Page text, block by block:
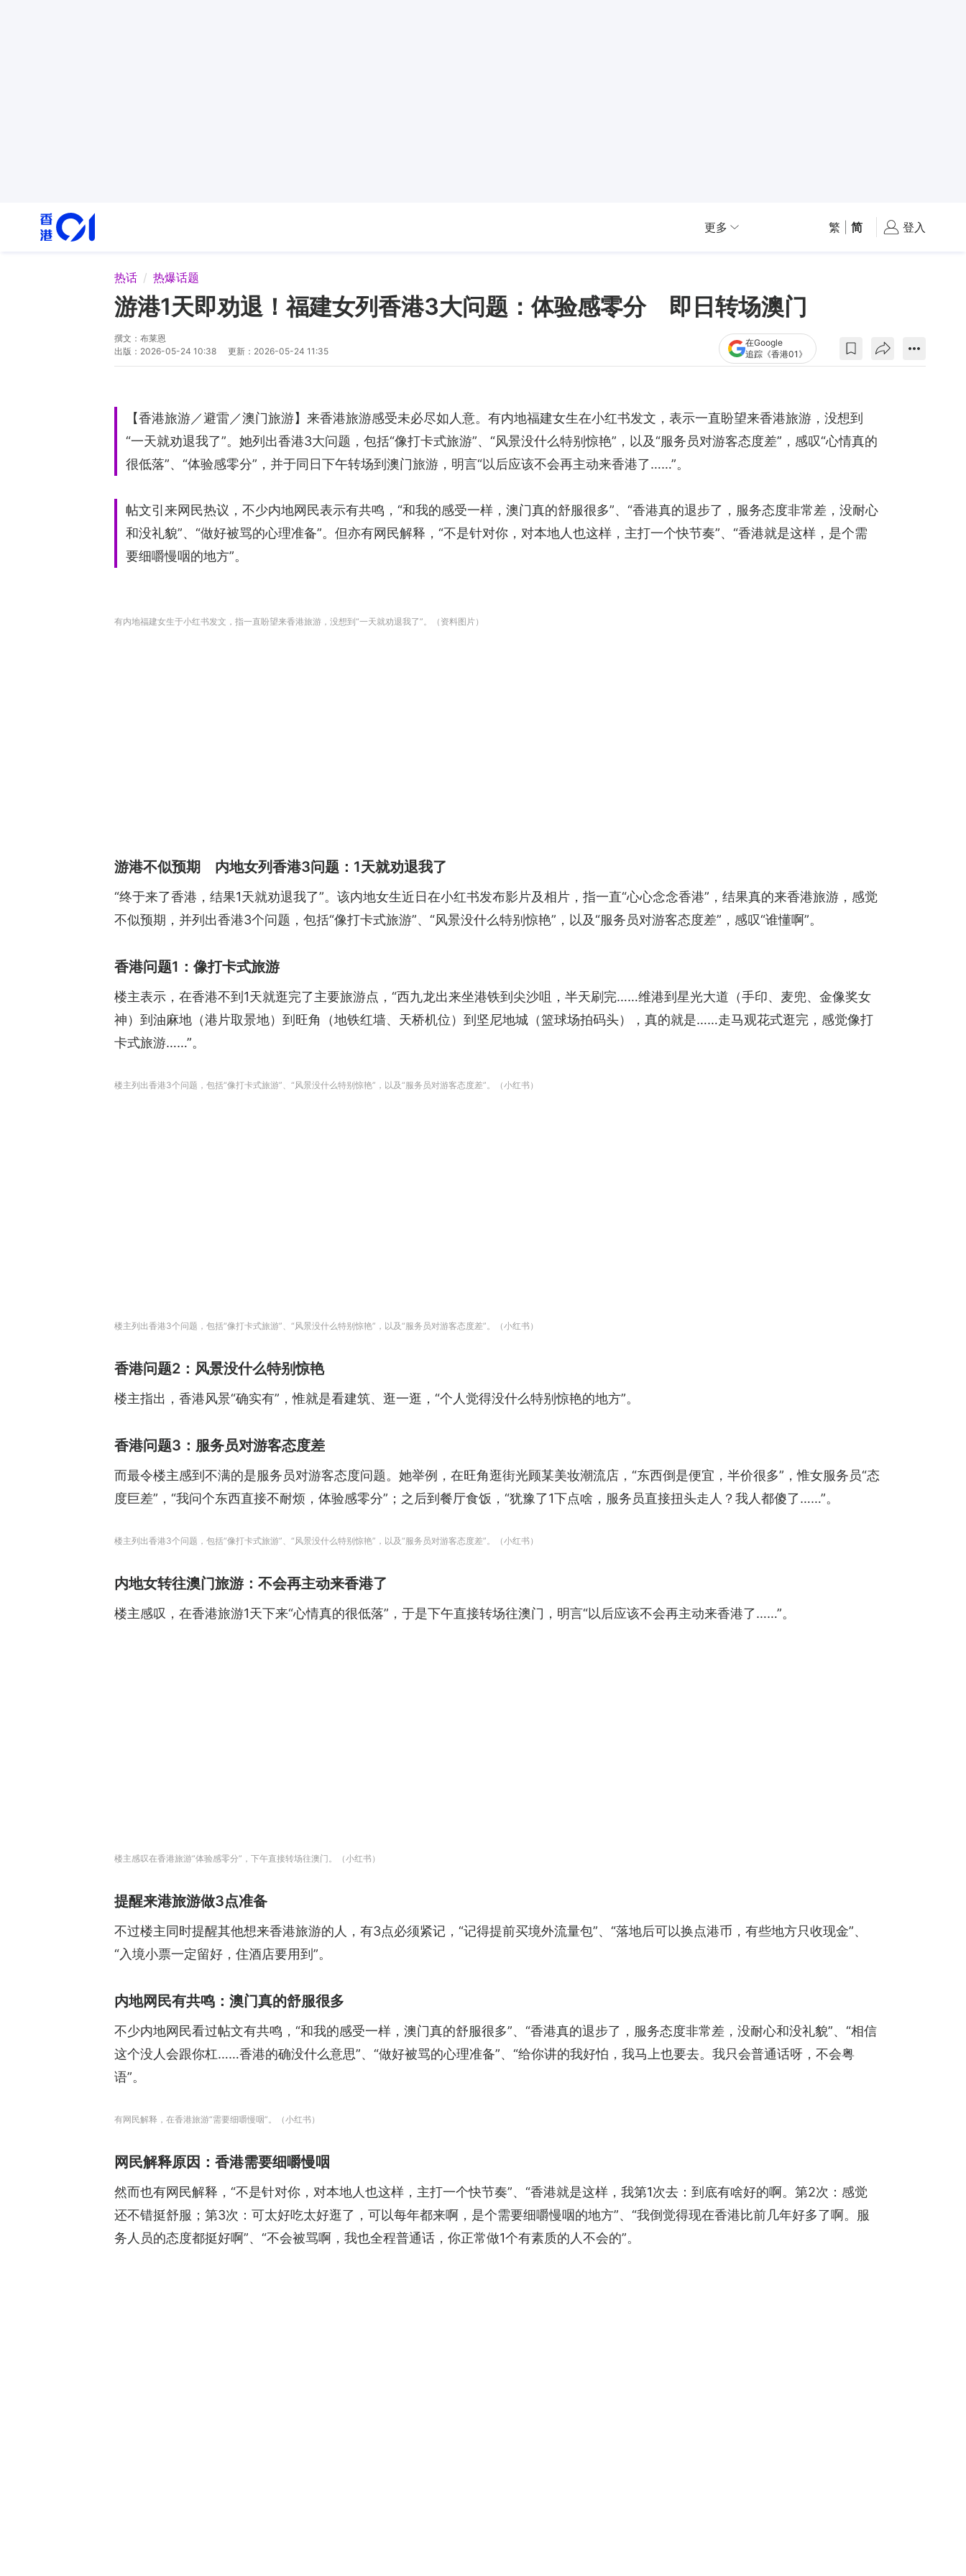
更多 繁 简 登入
热话 热爆话题
游港1天即劝退！福建女列香港3大问题：体验感零分 即日转场澳门
撰文： 布莱恩
出版： 2026-05-24 10:38 更新： 2026-05-24 11:35
在Google
追踪《香港01》
【香港旅游／避雷／澳门旅游】来香港旅游感受未必尽如人意。有内地福建女生在小红书发文，表示一直盼望来香港旅游，没想到
“一天就劝退我了”。她列出香港3大问题，包括“像打卡式旅游”、“风景没什么特别惊艳”，以及“服务员对游客态度差”，感叹“心情真的
很低落”、“体验感零分”，并于同日下午转场到澳门旅游，明言“以后应该不会再主动来香港了……”。
帖文引来网民热议，不少内地网民表示有共鸣，“和我的感受一样，澳门真的舒服很多”、“香港真的退步了，服务态度非常差，没耐心
和没礼貌”、“做好被骂的心理准备”。但亦有网民解释，“不是针对你，对本地人也这样，主打一个快节奏”、“香港就是这样，是个需
要细嚼慢咽的地方”。
有内地福建女生于小红书发文，指一直盼望来香港旅游，没想到“一天就劝退我了”。（资料图片）
游港不似预期 内地女列香港3问题：1天就劝退我了
“终于来了香港，结果1天就劝退我了”。该内地女生近日在小红书发布影片及相片，指一直“心心念念香港”，结果真的来香港旅游，感觉
不似预期，并列出香港3个问题，包括“像打卡式旅游”、“风景没什么特别惊艳”，以及“服务员对游客态度差”，感叹“谁懂啊”。
香港问题1：像打卡式旅游
楼主表示，在香港不到1天就逛完了主要旅游点，“西九龙出来坐港铁到尖沙咀，半天刷完……维港到星光大道（手印、麦兜、金像奖女
神）到油麻地（港片取景地）到旺角（地铁红墙、天桥机位）到坚尼地城（篮球场拍码头），真的就是……走马观花式逛完，感觉像打
卡式旅游……”。
楼主列出香港3个问题，包括“像打卡式旅游”、“风景没什么特别惊艳”，以及“服务员对游客态度差”。（小红书）
楼主列出香港3个问题，包括“像打卡式旅游”、“风景没什么特别惊艳”，以及“服务员对游客态度差”。（小红书）
香港问题2：风景没什么特别惊艳
楼主指出，香港风景“确实有”，惟就是看建筑、逛一逛，“个人觉得没什么特别惊艳的地方”。
香港问题3：服务员对游客态度差
而最令楼主感到不满的是服务员对游客态度问题。她举例，在旺角逛街光顾某美妆潮流店，“东西倒是便宜，半价很多”，惟女服务员“态
度巨差”，“我问个东西直接不耐烦，体验感零分”；之后到餐厅食饭，“犹豫了1下点啥，服务员直接扭头走人？我人都傻了……”。
楼主列出香港3个问题，包括“像打卡式旅游”、“风景没什么特别惊艳”，以及“服务员对游客态度差”。（小红书）
内地女转往澳门旅游：不会再主动来香港了
楼主感叹，在香港旅游1天下来“心情真的很低落”，于是下午直接转场往澳门，明言“以后应该不会再主动来香港了……”。
楼主感叹在香港旅游“体验感零分”，下午直接转场往澳门。（小红书）
提醒来港旅游做3点准备
不过楼主同时提醒其他想来香港旅游的人，有3点必须紧记，“记得提前买境外流量包”、“落地后可以换点港币，有些地方只收现金”、
“入境小票一定留好，住酒店要用到”。
内地网民有共鸣：澳门真的舒服很多
不少内地网民看过帖文有共鸣，“和我的感受一样，澳门真的舒服很多”、“香港真的退步了，服务态度非常差，没耐心和没礼貌”、“相信
这个没人会跟你杠……香港的确没什么意思”、“做好被骂的心理准备”、“给你讲的我好怕，我马上也要去。我只会普通话呀，不会粤
语”。
有网民解释，在香港旅游“需要细嚼慢咽”。（小红书）
网民解释原因：香港需要细嚼慢咽
然而也有网民解释，“不是针对你，对本地人也这样，主打一个快节奏”、“香港就是这样，我第1次去：到底有啥好的啊。第2次：感觉
还不错挺舒服；第3次：可太好吃太好逛了，可以每年都来啊，是个需要细嚼慢咽的地方”、“我倒觉得现在香港比前几年好多了啊。服
务人员的态度都挺好啊”、“不会被骂啊，我也全程普通话，你正常做1个有素质的人不会的”。